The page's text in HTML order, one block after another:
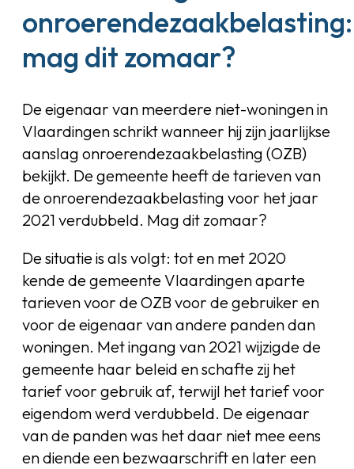
onroerendezaakbelasting:
mag dit zomaar?
De eigenaar van meerdere niet-woningen in
Vlaardingen schrikt wanneer hij zijn jaarlijkse
aanslag onroerendezaakbelasting (OZB)
bekijkt. De gemeente heeft de tarieven van
de onroerendezaakbelasting voor het jaar
2021 verdubbeld. Mag dit zomaar?
De situatie is als volgt: tot en met 2020
kende de gemeente Vlaardingen aparte
tarieven voor de OZB voor de gebruiker en
voor de eigenaar van andere panden dan
woningen. Met ingang van 2021 wijzigde de
gemeente haar beleid en schafte zij het
tarief voor gebruik af, terwijl het tarief voor
eigendom werd verdubbeld. De eigenaar
van de panden was het daar niet mee eens
en diende een bezwaarschrift en later een